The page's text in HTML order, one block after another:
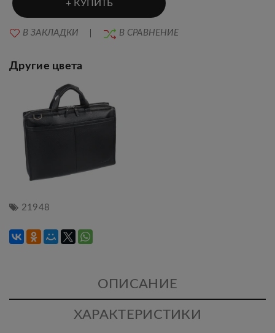
КУПИТЬ
В ЗАКЛАДКИ В СРАВНЕНИЕ
Другие цвета
21948
ОПИСАНИЕ
ХАРАКТЕРИСТИКИ